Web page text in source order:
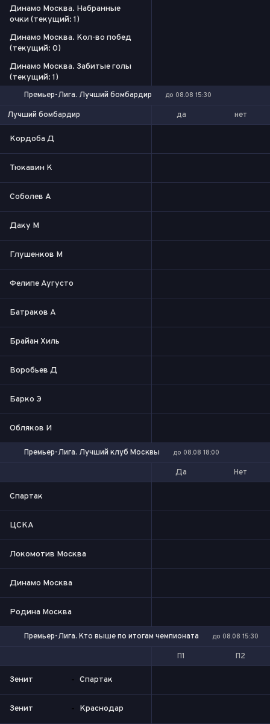
Динамо Москва. Набранные
очки (текущий: 1)
Динамо Москва. Кол-во побед
(текущий: 0)
Динамо Москва. Забитые голы
(текущий: 1)
Премьер-Лига. Лучший бомбардир до 08.08 15:30
Лучший бомбардир да нет
Кордоба Д
Тюкавин К
Соболев А
Даку М
Глушенков М
Фелипе Аугусто
Батраков А
Брайан Хиль
Воробьев Д
Барко Э
Обляков И
Премьер-Лига. Лучший клуб Москвы до 08.08 18:00
Да Нет
Спартак
ЦСКА
Локомотив Москва
Динамо Москва
Родина Москва
Премьер-Лига. Кто выше по итогам чемпионата до 08.08 15:30
П1 П2
Зенит - Спартак
Зенит - Краснодар